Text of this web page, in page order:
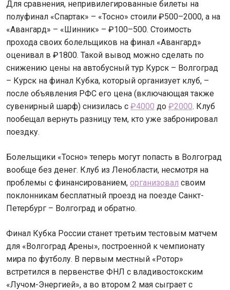
Для сравнения, непривилегированные билеты на
полуфинал «Спартак» – «Тосно» стоили ₽500–2000, а на
«Авангард» – «Шинник» – ₽100–500. Стоимость
прохода своих болельщиков на финал «Авангард»
оценивал в ₽1800. Такой вывод можно сделать по
снижению цены на автобусный тур Курск – Волгоград
– Курск на финал Кубка, который организует клуб, –
после объявления РФС его цена (включающая также
сувенирный шарф) снизилась с ₽4000 до ₽2000. Клуб
пообещал вернуть разницу тем, кто уже забронировал
поездку.
Болельщики «Тосно» теперь могут попасть в Волгоград
вообще без денег. Клуб из Ленобласти, несмотря на
проблемы с финансированием, организовал своим
поклонникам бесплатный проезд на поезде Санкт-
Петербург – Волгоград и обратно.
Финал Кубка России станет третьим тестовым матчем
для «Волгоград Арены», построенной к чемпионату
мира по футболу. В первым местный «Ротор»
встретился в первенстве ФНЛ с владивостокским
«Лучом-Энергией», а во втором 2 мая сыграет с